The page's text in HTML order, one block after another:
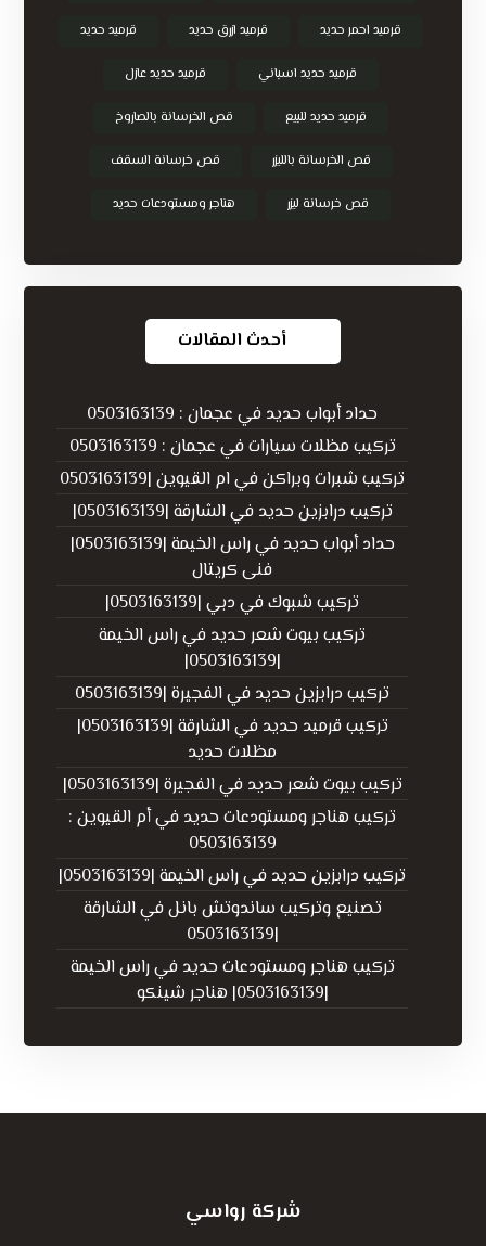
قرميد احمر حديد قرميد ازرق حديد قرميد حديد
قرميد حديد اسباني قرميد حديد عازل
قرميد حديد للبيع قص الخرسانة بالصاروخ
قص الخرسانة بالليزر قص خرسانة السقف
قص خرسانة ليزر هناجر ومستودعات حديد
أحدث المقالات
حداد أبواب حديد في عجمان : 0503163139
تركيب مظلات سيارات في عجمان : 0503163139
تركيب شبرات وبراكن في ام القيوين |0503163139
تركيب درابزين حديد في الشارقة |0503163139|
حداد أبواب حديد في راس الخيمة |0503163139|
فنى كريتال
تركيب شبوك في دبي |0503163139|
تركيب بيوت شعر حديد في راس الخيمة
|0503163139|
تركيب درابزين حديد في الفجيرة |0503163139
تركيب قرميد حديد في الشارقة |0503163139|
مظلات حديد
تركيب بيوت شعر حديد في الفجيرة |0503163139|
تركيب هناجر ومستودعات حديد في أم القيوين :
0503163139
تركيب درابزين حديد في راس الخيمة |0503163139|
تصنيع وتركيب ساندوتش بانل في الشارقة
|0503163139
تركيب هناجر ومستودعات حديد في راس الخيمة
|0503163139| هناجر شينكو
شركة رواسي